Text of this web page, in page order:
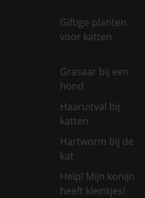
Giftige planten
voor katten
Grasaar bij een
hond
Haaruitval bij
katten
Hartworm bij de
kat
Help! Mijn konijn
heeft kleintjes!